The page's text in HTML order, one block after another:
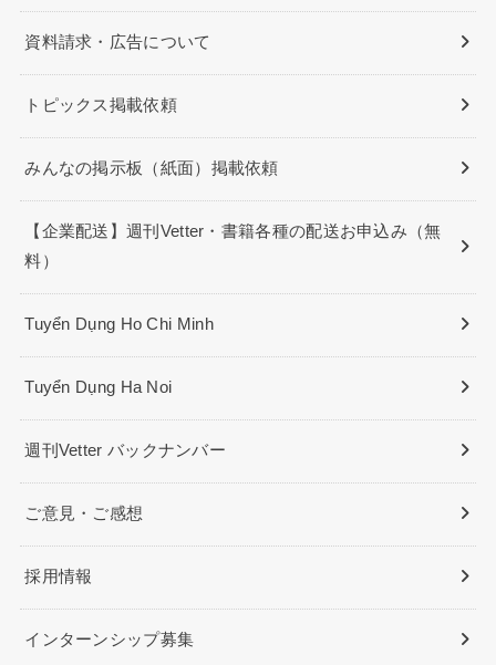
資料請求・広告について
トピックス掲載依頼
みんなの掲示板（紙面）掲載依頼
【企業配送】週刊Vetter・書籍各種の配送お申込み（無
料）
Tuyển Dụng Ho Chi Minh
Tuyển Dụng Ha Noi
週刊Vetter バックナンバー
ご意見・ご感想
採用情報
インターンシップ募集